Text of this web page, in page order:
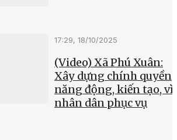
17:29, 18/10/2025
(Video) Xã Phú Xuân:
Xây dựng chính quyền
năng động, kiến tạo, vì
nhân dân phục vụ